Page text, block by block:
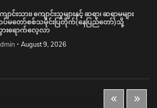
ောင်းသား၊ ကျောင်းသူများနှင့် ဆရာ၊ ဆရာမများ
မတော်စစ်သမိုင်းပြတိုက်(နေပြည်တော်)သို့
းရောက်လေ့လာ
August 9, 2026